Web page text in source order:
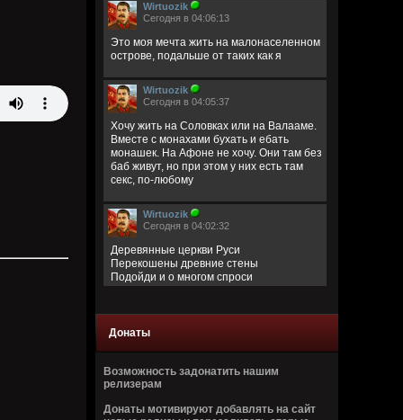
Wirtuozik
Сегодня в 04:06:13
Это моя мечта жить на малонаселенном
острове, подальше от таких как я
Wirtuozik
Сегодня в 04:05:37
Хочу жить на Соловках или на Валааме.
Вместе с монахами бухать и ебать
монашек. На Афоне не хочу. Они там без
баб живут, но при этом у них есть там
секс, по-любому
Wirtuozik
Сегодня в 04:02:32
Деревянные церкви Руси
Перекошены древние стены
Подойди и о многом спроси
Вчера в 14:37:07
Донаты
Возможность задонатить нашим
релизерам
Донаты мотивируют добавлять на сайт